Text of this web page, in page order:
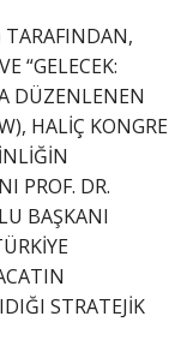
TARAFINDAN,
“GELECEK:
DÜZENLENEN
HALİÇ KONGRE
PROF. DR.
BAŞKANI
STRATEJİK